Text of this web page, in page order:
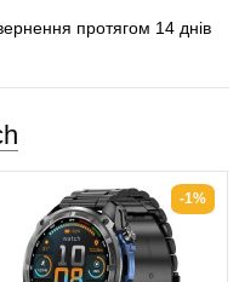
протягом 14 днів
-1%